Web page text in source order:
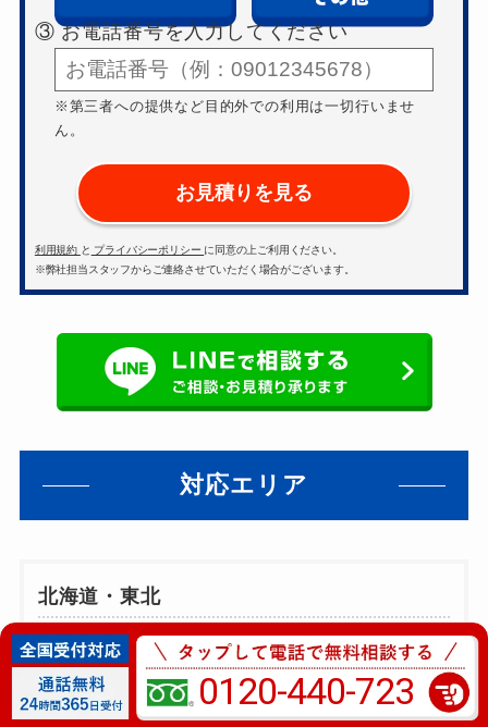
③ お電話番号を入力してください
※第三者への提供など目的外での利用は一切行いませ
ん。
お見積りを見る
利用規約 と プライバシーポリシー に同意の上ご利用ください。
※弊社担当スタッフからご連絡させていただく場合がございます。
対応エリア
北海道・東北
北海道| 青森県 | 岩手県 |宮城県|秋田県|
山形県 |福島県 0120-440-723